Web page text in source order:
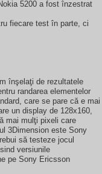
5200 a fost înzestrat
fiecare test în parte, ci
înşelaţi de rezultatele
randarea elementelor
care se pare că e mai
un display de 128x160,
mai mulţi pixeli care
3Dimension este Sony
să testeze jocul
versiunile
pe Sony Ericsson